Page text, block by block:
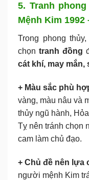
5. Tranh
Mệnh Kim 1992
Trong phong
chọn tranh đồng
cát khí, may
+ Màu sắc phù
vàng, màu nâu và
thủy ngũ hành,
Tỵ nên tránh chọn
cam làm chủ đạo.
+ Chủ đề nên lựa
người mệnh Kim